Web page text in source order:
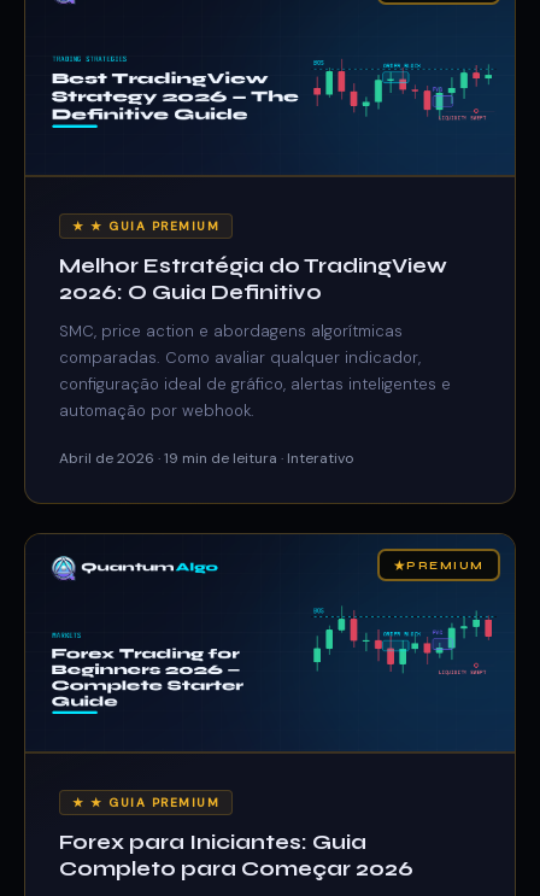
★ ★ GUIA PREMIUM
Melhor Estratégia do TradingView
2026: O Guia Definitivo
SMC, price action e abordagens algorítmicas
comparadas. Como avaliar qualquer indicador,
configuração ideal de gráfico, alertas inteligentes e
automação por webhook.
Abril de 2026 · 19 min de leitura · Interativo
★PREMIUM
★ ★ GUIA PREMIUM
Forex para Iniciantes: Guia
Completo para Começar 2026